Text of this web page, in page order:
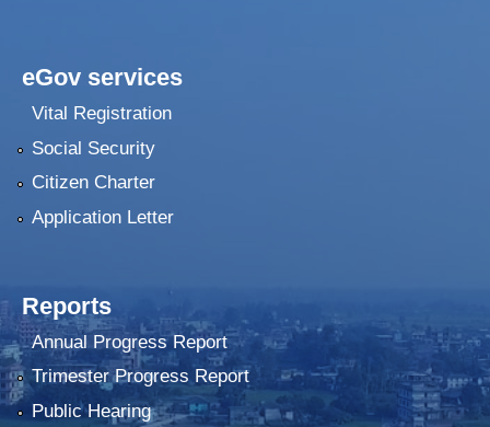
eGov services
Vital Registration
Social Security
Citizen Charter
Application Letter
Reports
Annual Progress Report
Trimester Progress Report
Public Hearing